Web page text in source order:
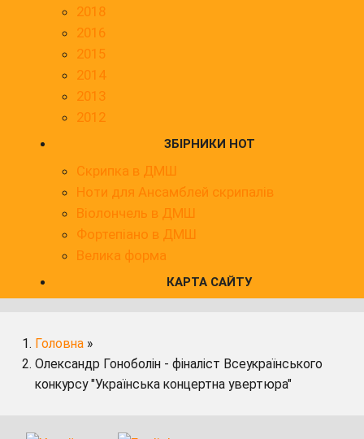
2018
2016
2015
2014
2013
2012
ЗБІРНИКИ НОТ
Скрипка в ДМШ
Ноти для Ансамблей скрипалів
Віолончель в ДМШ
Фортепіано в ДМШ
Велика форма
КАРТА САЙТУ
Головна»
Олександр Гоноболін - фіналіст Всеукраїнського
конкурсу "Українська концертна увертюра"